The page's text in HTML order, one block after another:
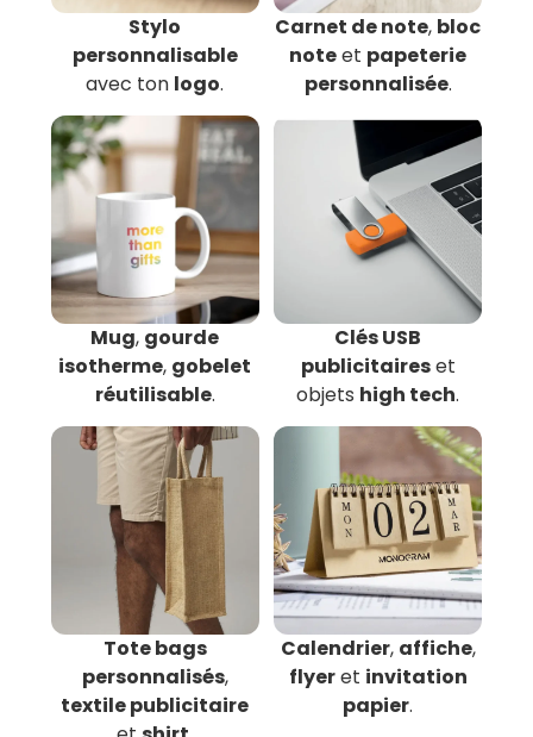
Stylo
personnalisable
avec ton logo.
Carnet de note, bloc
noteet papeterie
personnalisée.
Mug, gourde
isotherme, gobelet
réutilisable.
Clés USB
publicitaireset
objets high tech.
Tote bags
personnalisés,
textile publicitaire
Calendrier, affiche,
flyeret invitation
papier.